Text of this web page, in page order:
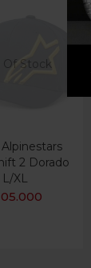
Of Stock
Alpinestars
2 Dorado
L/XL